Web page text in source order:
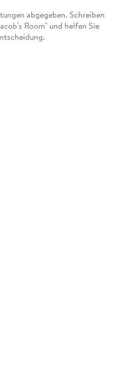
abgegeben. Schreiben
Room" und helfen Sie